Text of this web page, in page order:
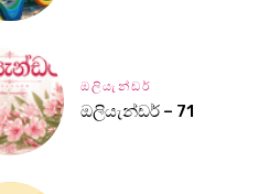
ඔලියැන්ඩර්
ඔලියැන්ඩර් – 71